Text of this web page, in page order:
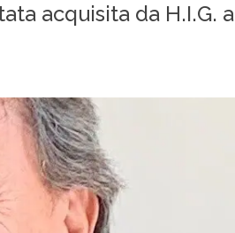
acquisita da H.I.G. a